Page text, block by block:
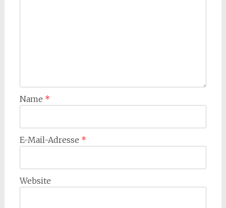
Name *
E-Mail-Adresse *
Website